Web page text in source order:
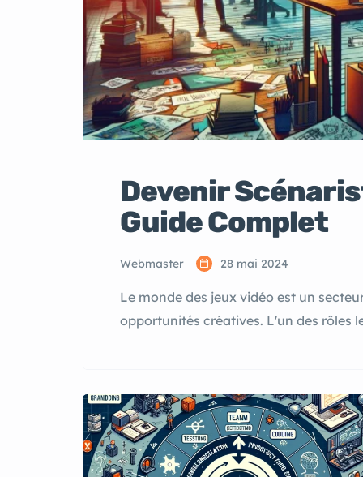
Devenir
Guide Complet
Webmaster 28 mai 2024
Le monde des jeux vidéo est un
opportunités créatives. L'un des rôles